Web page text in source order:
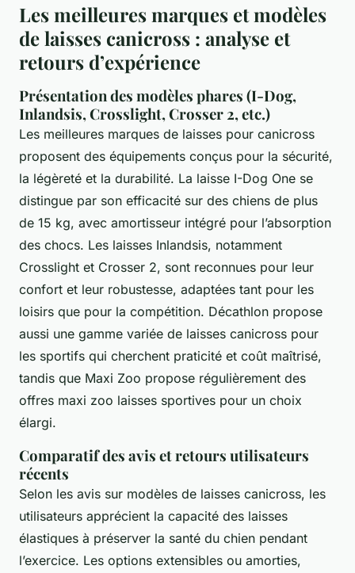
Les meilleures marques et modèles
de laisses canicross : analyse et
retours d’expérience
Présentation des modèles phares (I-Dog,
Inlandsis, Crosslight, Crosser 2, etc.)
Les meilleures marques de laisses pour canicross
proposent des équipements conçus pour la sécurité,
la légèreté et la durabilité. La laisse I-Dog One se
distingue par son efficacité sur des chiens de plus
de 15 kg, avec amortisseur intégré pour l’absorption
des chocs. Les laisses Inlandsis, notamment
Crosslight et Crosser 2, sont reconnues pour leur
confort et leur robustesse, adaptées tant pour les
loisirs que pour la compétition. Décathlon propose
aussi une gamme variée de laisses canicross pour
les sportifs qui cherchent praticité et coût maîtrisé,
tandis que Maxi Zoo propose régulièrement des
offres maxi zoo laisses sportives pour un choix
élargi.
Comparatif des avis et retours utilisateurs
récents
Selon les avis sur modèles de laisses canicross, les
utilisateurs apprécient la capacité des laisses
élastiques à préserver la santé du chien pendant
l’exercice. Les options extensibles ou amorties,